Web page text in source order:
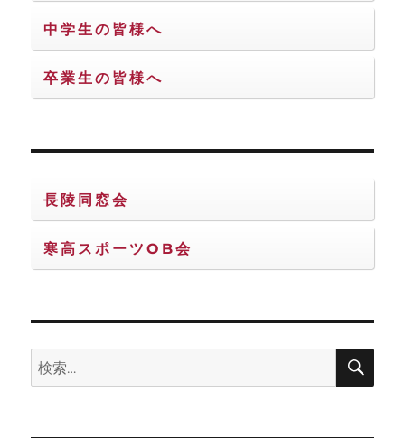
中学生の皆様へ
卒業生の皆様へ
長陵同窓会
寒高スポーツOB会
検
索:
検